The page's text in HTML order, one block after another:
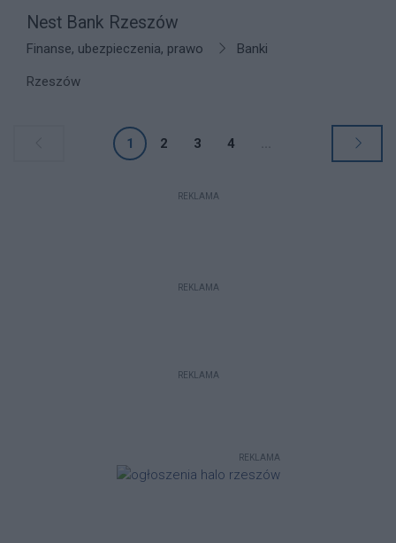
Nest Bank Rzeszów
Finanse, ubezpieczenia, prawo Banki
Rzeszów
1 2 3 4
REKLAMA
REKLAMA
REKLAMA
REKLAMA